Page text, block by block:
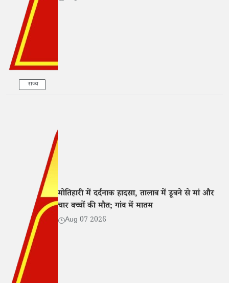
राज्य
मोतिहारी में दर्दनाक हादसा, तालाब में डूबने से मां और
चार बच्चों की मौत; गांव में मातम
Aug 07 2026